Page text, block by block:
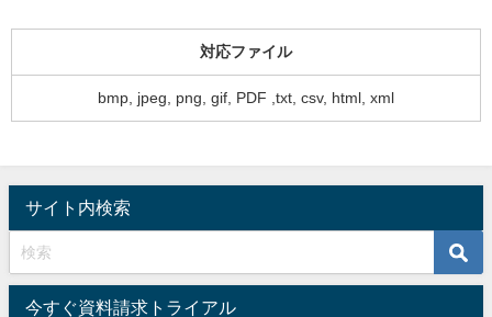
対応ファイル
bmp, jpeg, png, gif, PDF ,txt, csv, html, xml
サイト内検索
今すぐ資料請求トライアル